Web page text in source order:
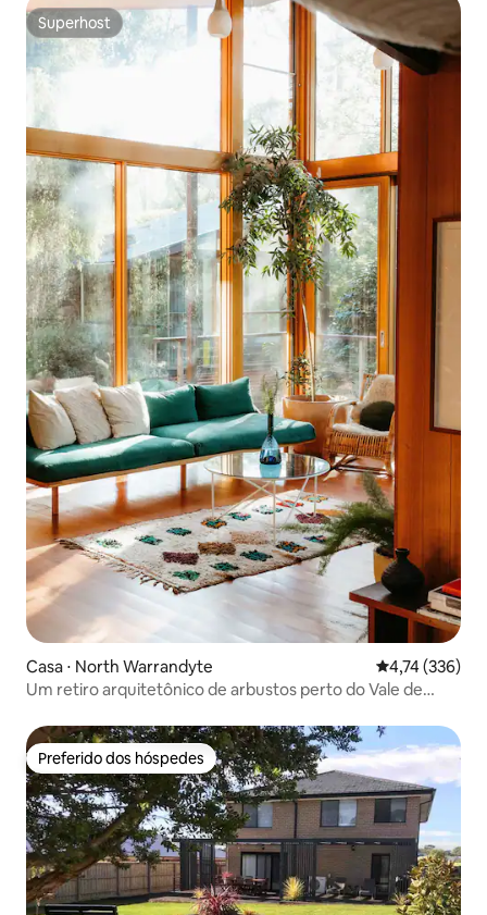
Superhost
Superhost
Casa ⋅ North Warrandyte 4,74 de uma
4,74 (336)
Um retiro arquitetônico de arbustos perto do Vale de
Preferido dos hóspedes
Preferido dos hóspedes